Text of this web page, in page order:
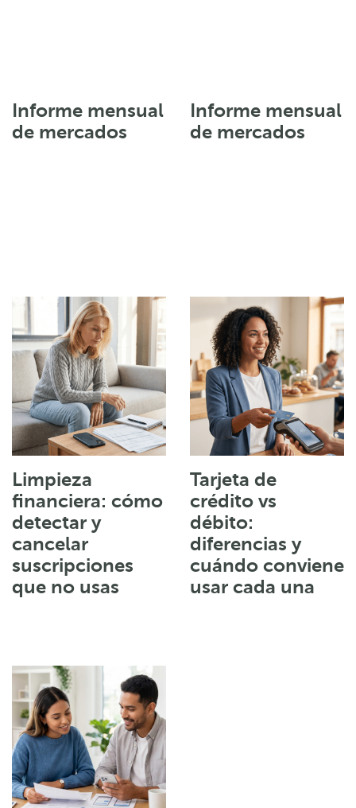
Informe mensual
de mercados
Informe mensual
de mercados
Limpieza
financiera: cómo
detectar y
cancelar
suscripciones
que no usas
Tarjeta de
crédito vs
débito:
diferencias y
cuándo conviene
usar cada una